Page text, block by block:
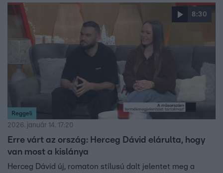
8:30
Reggeli
2026. január 14. 17:20
Erre várt az ország: Herceg Dávid elárulta, hogy
van most a kislánya
Herceg Dávid új, romaton stílusú dalt jelentet meg a